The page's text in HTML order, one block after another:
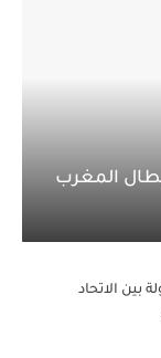
المغرب
بين الاتحاد